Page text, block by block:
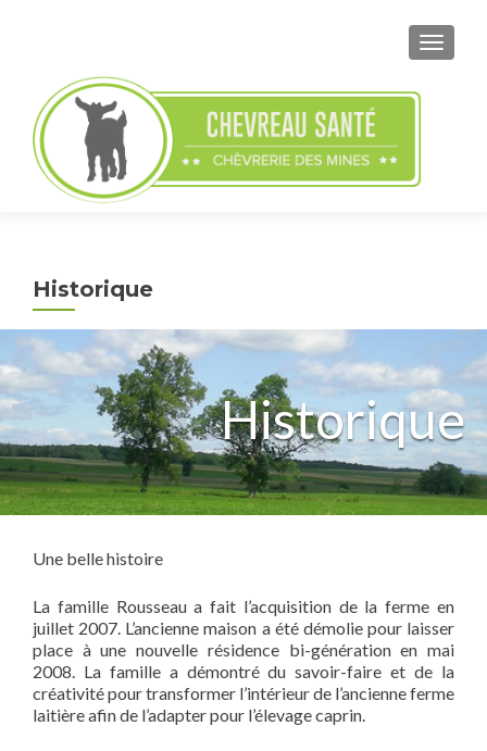
Historique
Historique
Une belle histoire
La famille Rousseau a fait l’acquisition de la ferme en
juillet 2007. L’ancienne maison a été démolie pour laisser
place à une nouvelle résidence bi-génération en mai
2008. La famille a démontré du savoir-faire et de la
créativité pour transformer l’intérieur de l’ancienne ferme
laitière afin de l’adapter pour l’élevage caprin.